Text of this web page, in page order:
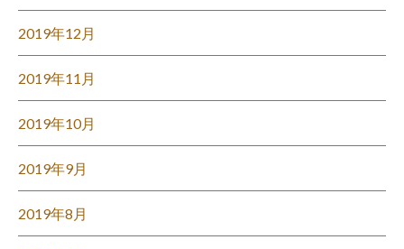
2019年12月
2019年11月
2019年10月
2019年9月
2019年8月